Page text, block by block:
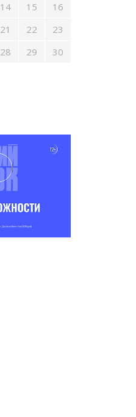
14 15
16
21 22
23
28 29
30